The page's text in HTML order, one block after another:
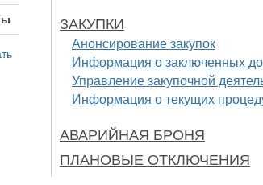
ЗАКУПКИ
Анонсирование закупок
Информация о заключенных
Управление закупочной
Информация о текущих
АВАРИЙНАЯ БРОНЯ
ПЛАНОВЫЕ ОТКЛЮЧЕНИЯ